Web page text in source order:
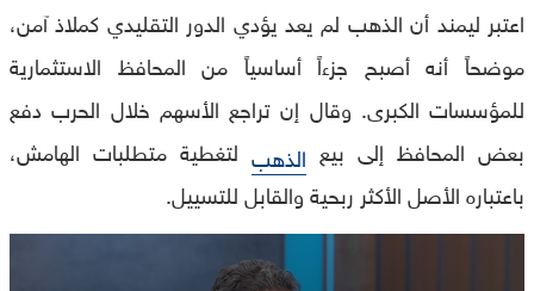
اعتبر ليمند أن الذهب لم يعد يؤدي الدور التقليدي كملاذ آمن،
موضحاً أنه أصبح جزءاً أساسياً من المحافظ الاستثمارية
للمؤسسات الكبرى. وقال إن تراجع الأسهم خلال الحرب دفع
بعض المحافظ إلى بيع الذهب لتغطية متطلبات الهامش،
باعتباره الأصل الأكثر ربحية والقابل للتسييل.